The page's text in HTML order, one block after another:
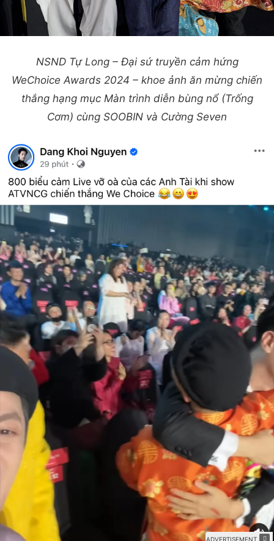
NSND Tự Long – Đại sứ truyền cảm hứng
WeChoice Awards 2024 – khoe ảnh ăn mừng chiến
thắng hạng mục Màn trình diễn bùng nổ (Trống
Cơm) cùng SOOBIN và Cường Seven